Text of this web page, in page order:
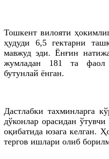
Тошкент вилояти
ҳудуди 6,5 гектарни
мавжуд эди. Ёнғин
жумладан 181 та фаол
бутунлай ёнган.
Дастлабки тахминларга
дўконлар орасидан
оқибатида юзага келган.
тергов ишлари олиб